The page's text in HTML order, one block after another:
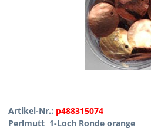
Artikel-Nr.: p488315074
Perlmutt 1-Loch Ronde orange